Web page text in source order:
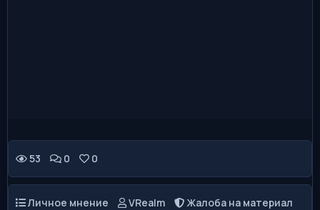
53 0 0
Личное мнение VRealm Жалоба на материал